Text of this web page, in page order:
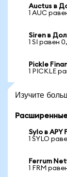
Auctus в
1 AUC
Siren в
1 SI равен
Pickle
1 PICKLE
Изучите
Sylo в APY
1 SYLO
Ferrum
1 FRM